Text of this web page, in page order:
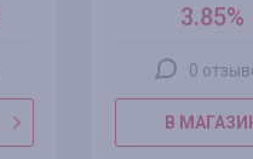
3.85%
0
В